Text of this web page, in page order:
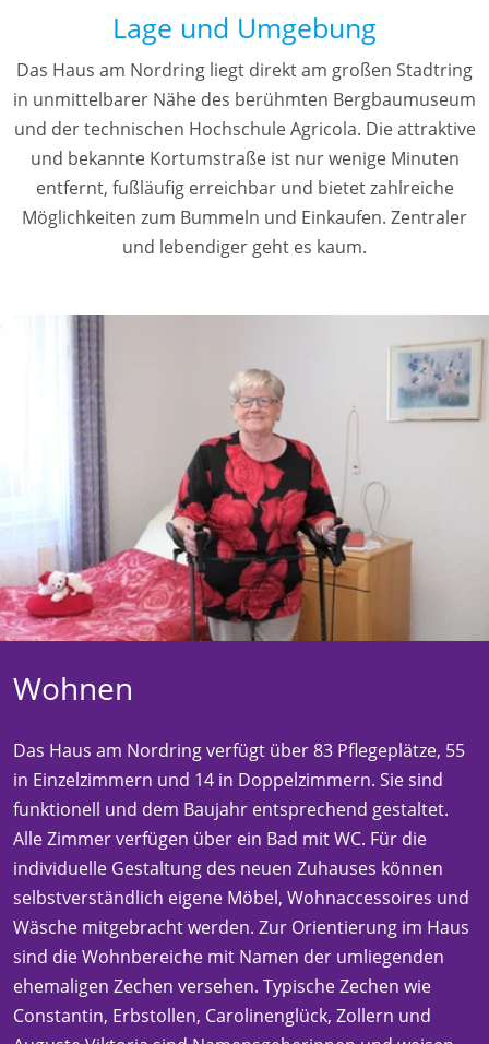
Lage und Umgebung
Das Haus am Nordring liegt direkt am großen Stadtring
in unmittelbarer Nähe des berühmten Bergbaumuseum
und der technischen Hochschule Agricola. Die attraktive
und bekannte Kortumstraße ist nur wenige Minuten
entfernt, fußläufig erreichbar und bietet zahlreiche
Möglichkeiten zum Bummeln und Einkaufen. Zentraler
und lebendiger geht es kaum.
Wohnen
Das Haus am Nordring verfügt über 83 Pflegeplätze, 55
in Einzelzimmern und 14 in Doppelzimmern. Sie sind
funktionell und dem Baujahr entsprechend gestaltet.
Alle Zimmer verfügen über ein Bad mit WC. Für die
individuelle Gestaltung des neuen Zuhauses können
selbstverständlich eigene Möbel, Wohnaccessoires und
Wäsche mitgebracht werden. Zur Orientierung im Haus
sind die Wohnbereiche mit Namen der umliegenden
ehemaligen Zechen versehen. Typische Zechen wie
Constantin, Erbstollen, Carolinenglück, Zollern und